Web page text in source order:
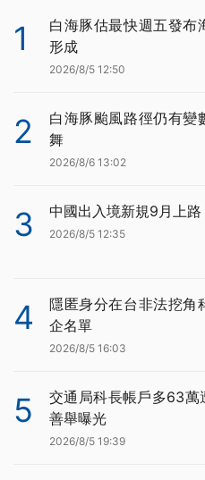
1
白海豚估最快週五發布
形成
2026/8/5 12:50
2
白海豚颱風路徑仍有變
舞
2026/8/6 13:02
3 中國出入境新規9月上
2026/8/5 12:35
4
隱匿身分在台非法挖角
企名單
2026/8/5 16:03
5
交通局科長帳戶多63
善舉曝光
2026/8/5 19:39